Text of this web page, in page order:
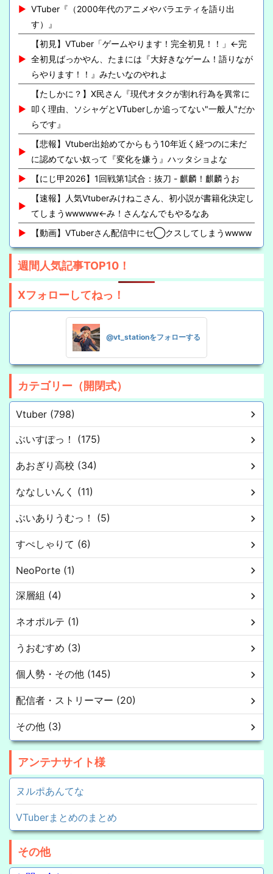
VTuber『（2000年代のアニメやバラエティを語り出
す）』
【初見】VTuber「ゲームやります！完全初見！！」←完
全初見ばっかやん、たまには『大好きなゲーム！語りなが
らやります！！』みたいなのやれよ
【たしかに？】X民さん『現代オタクが割れ行為を異常に
叩く理由、ソシャゲとVTuberしか追ってない"一般人"だか
らです』
【悲報】Vtuber出始めてからもう10年近く経つのに未だ
に認めてない奴って『変化を嫌う』ハッタショよな
【にじ甲2026】1回戦第1試合：抜刀 - 麒麟！麒麟うお
【速報】人気Vtuberみけねこさん、初小説が書籍化決定し
てしまうwwwww←み！さんなんでもやるなあ
【動画】VTuberさん配信中にセ◯クスしてしまうwwww
週間人気記事TOP10！
Xフォローしてねっ！
@vt_stationをフォローする
カテゴリー（開閉式）
Vtuber (798)
ぶいすぽっ！ (175)
あおぎり高校 (34)
ななしいんく (11)
ぶいありうむっ！ (5)
すぺしゃりて (6)
NeoPorte (1)
深層組 (4)
ネオポルテ (1)
うおむすめ (3)
個人勢・その他 (145)
配信者・ストリーマー (20)
その他 (3)
アンテナサイト様
ヌルポあんてな
VTuberまとめのまとめ
その他